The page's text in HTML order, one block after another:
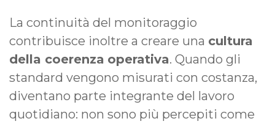
La continuità del monitoraggio
contribuisce inoltre a creare una cultura
della coerenza operativa. Quando gli
standard vengono misurati con costanza,
diventano parte integrante del lavoro
quotidiano: non sono più percepiti come